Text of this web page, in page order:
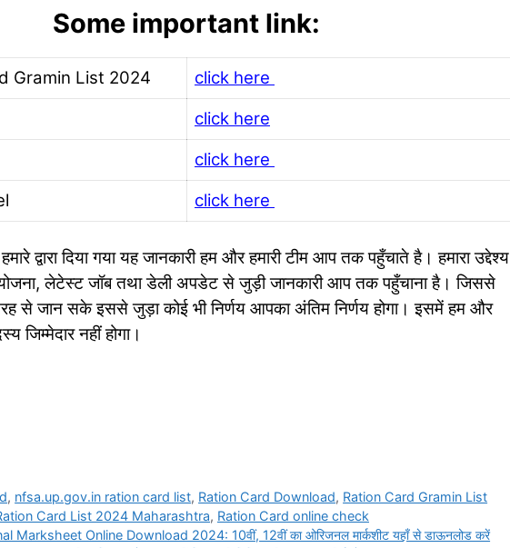
Some important link:
Gramin List 2024
click here
click here
click here
click here
द्वारा दिया गया यह जानकारी हम और हमारी टीम आप तक पहुँचाते है। हमारा उद्देश्य
योजना, लेटेस्ट जॉब तथा डेली अपडेट से जुड़ी जानकारी आप तक पहुँचाना है। जिससे
से जान सके इससे जुड़ा कोई भी निर्णय आपका अंतिम निर्णय होगा। इसमें हम और
जिम्मेदार नहीं होगा।
, nfsa.up.gov.in ration card list, Ration Card Download, Ration Card Gramin List
Card List 2024 Maharashtra, Ration Card online check
Marksheet Online Download 2024: 10वीं, 12वीं का ओरिजनल मार्कशीट यहाँ से डाऊनलोड करें